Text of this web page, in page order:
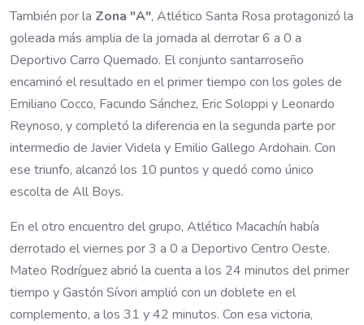
También por la Zona "A", Atlético Santa Rosa protagonizó la
goleada más amplia de la jornada al derrotar 6 a 0 a
Deportivo Carro Quemado. El conjunto santarroseño
encaminó el resultado en el primer tiempo con los goles de
Emiliano Cocco, Facundo Sánchez, Eric Soloppi y Leonardo
Reynoso, y completó la diferencia en la segunda parte por
intermedio de Javier Videla y Emilio Gallego Ardohain. Con
ese triunfo, alcanzó los 10 puntos y quedó como único
escolta de All Boys.
En el otro encuentro del grupo, Atlético Macachín había
derrotado el viernes por 3 a 0 a Deportivo Centro Oeste.
Mateo Rodríguez abrió la cuenta a los 24 minutos del primer
tiempo y Gastón Sívori amplió con un doblete en el
complemento, a los 31 y 42 minutos. Con esa victoria,